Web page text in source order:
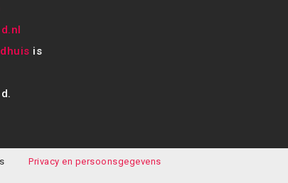
is
Privacy en persoonsgegevens